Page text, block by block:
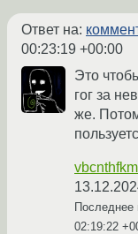
Ответ на:
00:23:19 +00:00
Это
гог за
же.
Последнее
02:19:22